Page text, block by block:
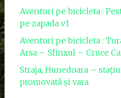
Aventuri pe bicicleta :
pe zapada v1
Aventuri pe bicicleta :
Arsa – Sfinxul – Cruce
Straja, Hunedoara –
promovată și vara